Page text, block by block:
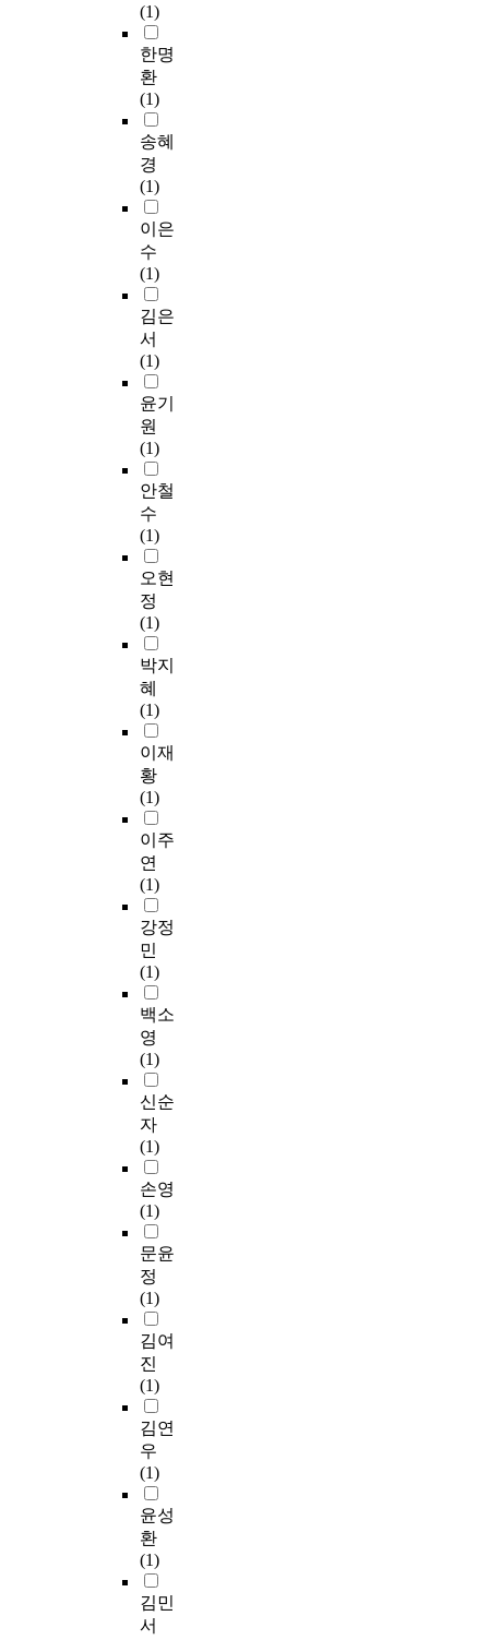
(1)
한명
환
(1)
송혜
경
(1)
이은
수
(1)
김은
서
(1)
윤기
원
(1)
안철
수
(1)
오현
정
(1)
박지
혜
(1)
이재
황
(1)
이주
연
(1)
강정
민
(1)
백소
영
(1)
신순
자
(1)
손영
(1)
문윤
정
(1)
김여
진
(1)
김연
우
(1)
윤성
환
(1)
김민
서